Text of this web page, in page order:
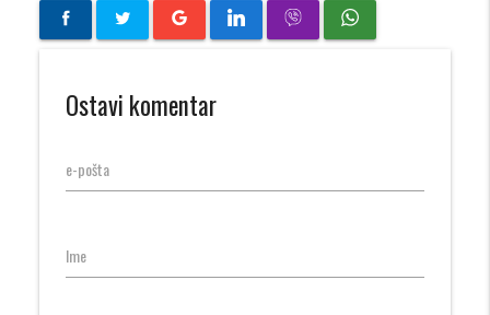
Ostavi komentar
e-pošta
Ime